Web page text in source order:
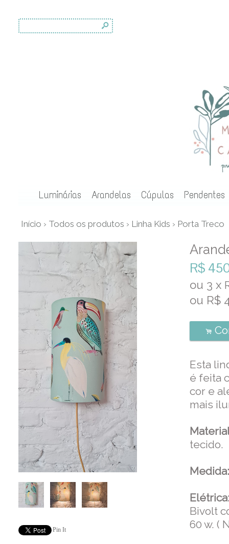
s
Luminárias Arandelas Cúpulas Pendentes
Início › Todos os produtos › Linha Kids › Porta Treco
Pin It
R$
ou 3 x
ou R$
.
Esta
é feita
cor e
mais
tecido.
Medida:
Bivolt
60 w. (